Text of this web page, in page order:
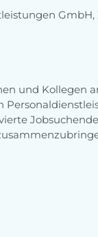
GmbH,
und Kollegen